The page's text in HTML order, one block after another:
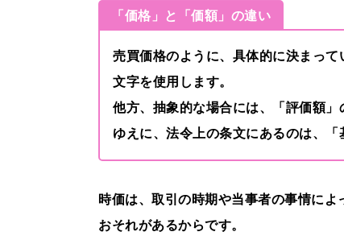
「価格」と「価額」の違い
売買価格のように、具体的に決まっ
文字を使用します。
他方、抽象的な場合には、「評価額」
ゆえに、法令上の条文にあるのは、「
時価は、取引の時期や当事者の事情に
おそれがあるからです。